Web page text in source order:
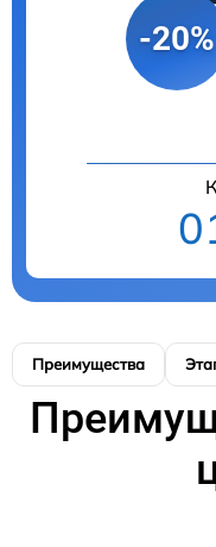
-20%
Преимущества